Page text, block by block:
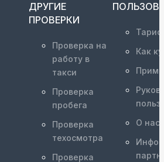
ДРУГИЕ
ПРОВЕРКИ
Проверка на
работу в
такси
Проверка
пробега
Проверка
техосмотра
Проверка
Как
О нас